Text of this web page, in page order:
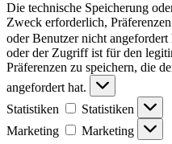
Die technische Speicherung
Zweck erforderlich,
oder Benutzer nicht angefordert
oder der Zugriff ist für den
Präferenzen zu speichern, die
angefordert hat.
Statistiken
Statistiken
Marketing
Marketing